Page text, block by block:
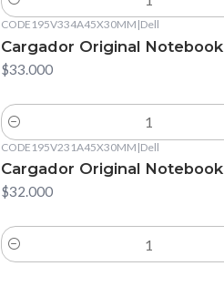
Cantidad
CODE195V334A45X30MM |Dell
Cargador Original
$33.000
Cantidad
CODE195V231A45X30MM |Dell
Cargador Original Notebook
$32.000
Cantidad